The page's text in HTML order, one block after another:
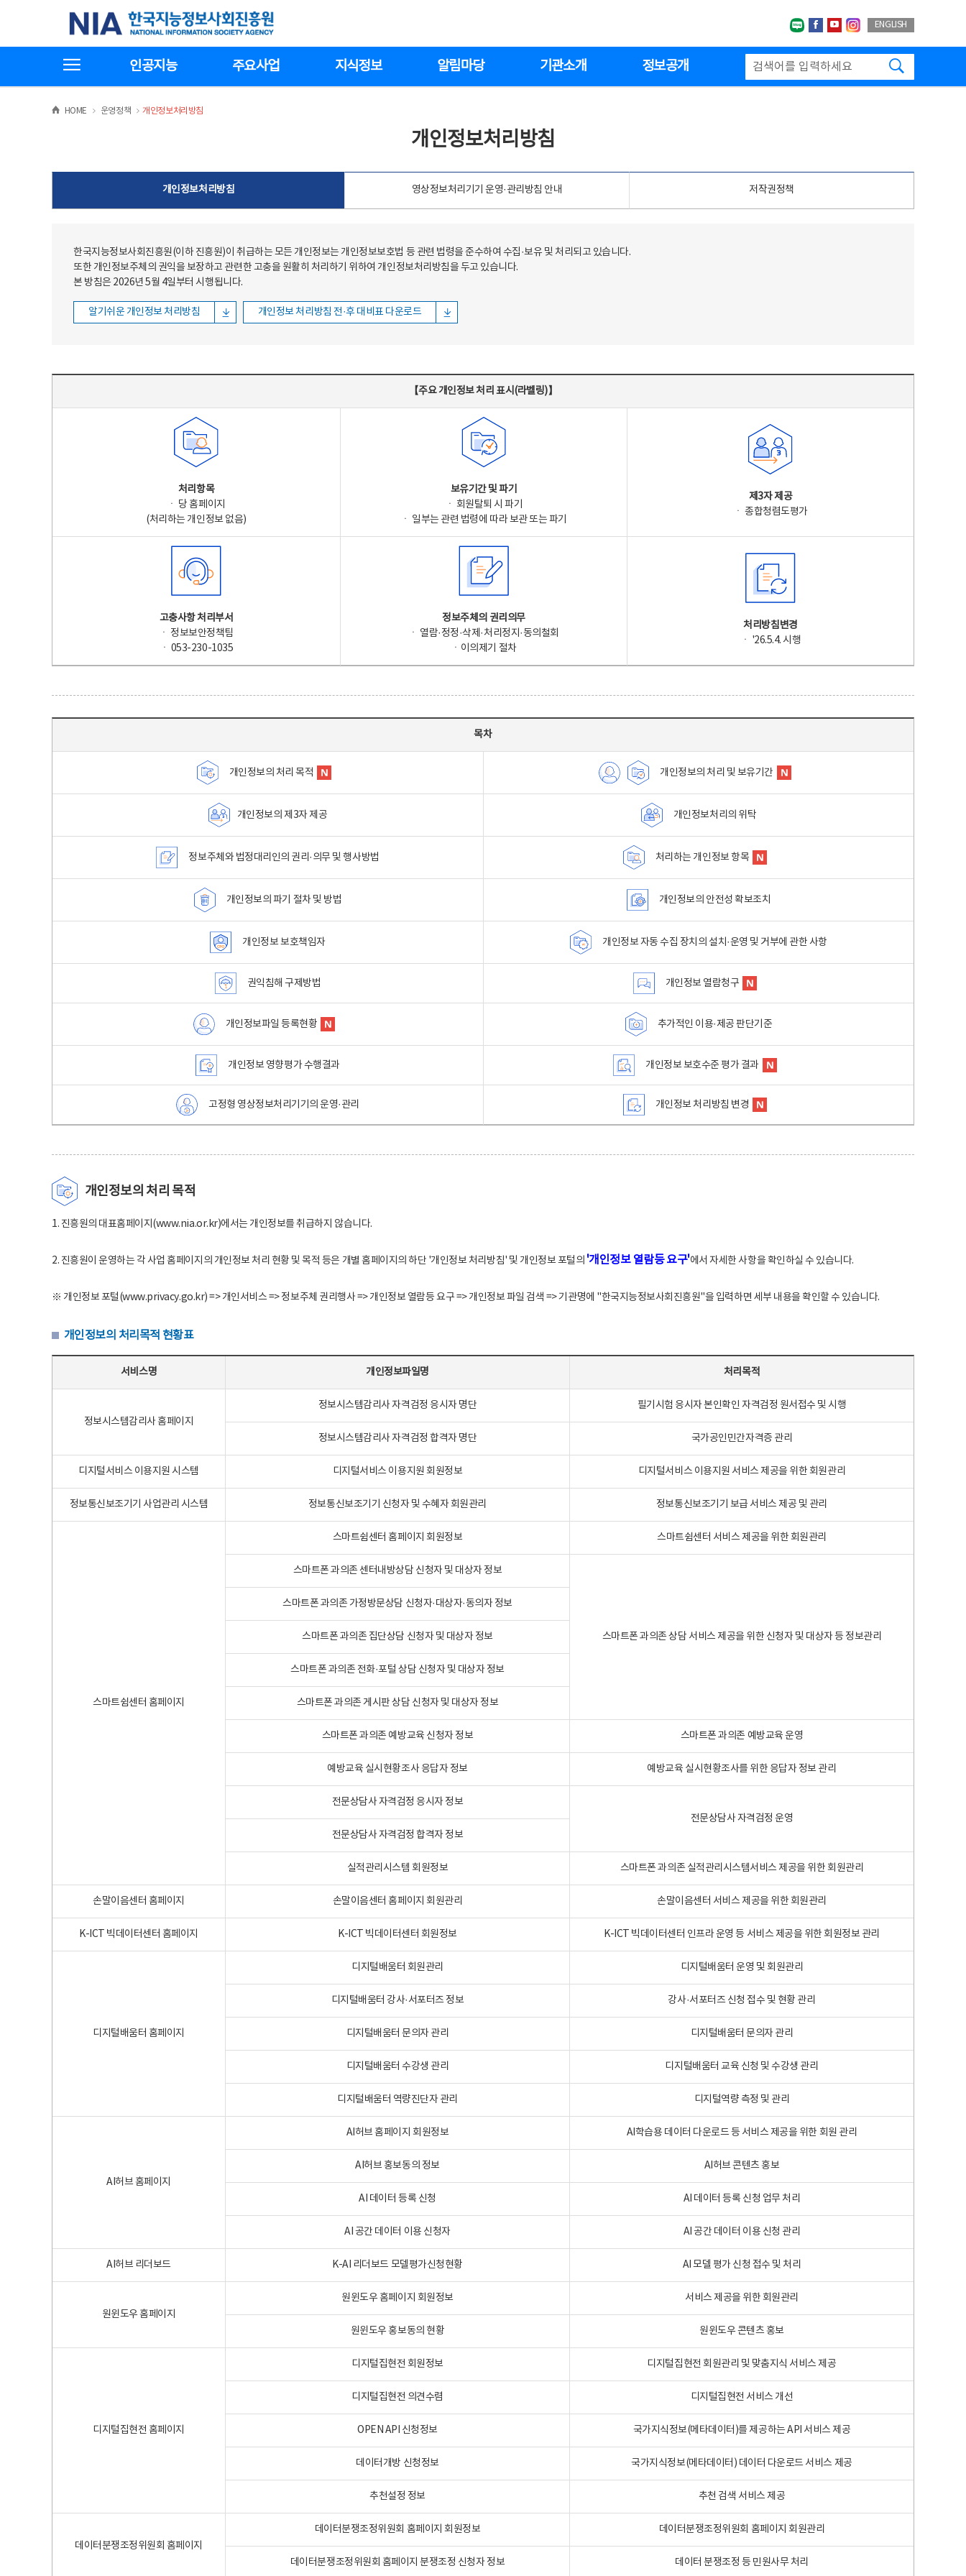
한국지능정보사회진흥원
네이버블로그
페이스북
유투브인스타그랩
ENGLISH
인공지능 주요사업 지식정보 알림마당 기관소개 정보공개
HOME >운영정책 >
개인정보처리방침
개인정보처리방침
개인정보처리방침 영상정보처리기기 운영·관리방침 안내 저작권정책
한국지능정보사회진흥원(이하 진흥원)이 취급하는 모든 개인정보는 개인정보보호법 등 관련 법령을 준수하여 수집·보유 및 처리되고 있습니다.
또한 개인정보주체의 권익을 보장하고 관련한 고충을 원활히 처리하기 위하여 개인정보처리방침을 두고 있습니다.
본 방침은 2026년 5월 4일부터 시행됩니다.
알기쉬운 개인정보 처리방침 개인정보 처리방침 전·후 대비표 다운로드
【주요 개인정보 처리 표시(라벨링)】
처리항목
ㆍ 당 홈페이지
(처리하는 개인정보 없음)
보유기간 및 파기
ㆍ 회원탈퇴 시 파기
ㆍ 일부는 관련 법령에 따라 보관 또는 파기
제3자 제공
ㆍ 종합청렴도평가
고충사항 처리부서
ㆍ 정보보안정책팀
ㆍ 053-230-1035
정보주체의 권리의무
ㆍ 열람·정정·삭제·처리정지·동의철회
ㆍ이의제기 절차
처리방침변경
ㆍ '26.5.4. 시행
목차
개인정보의 처리 목적 개인정보의 처리 및 보유기간
개인정보의 제3자 제공 개인정보처리의 위탁
정보주체와 법정대리인의 권리·의무 및 행사방법 처리하는 개인정보 항목
개인정보의 파기 절차 및 방법 개인정보의 안전성 확보조치
개인정보 보호책임자 개인정보 자동 수집 장치의 설치·운영 및 거부에 관한 사항
권익침해 구제방법 개인정보 열람청구
개인정보파일 등록현황 추가적인 이용·제공 판단기준
개인정보 영향평가 수행결과 개인정보 보호수준 평가 결과
고정형 영상정보처리기기의 운영·관리 개인정보 처리방침 변경
개인정보의 처리 목적
1. 진흥원의 대표홈페이지(www.nia.or.kr)에서는 개인정보를 취급하지 않습니다.
2. 진흥원이 운영하는 각 사업 홈페이지의 개인정보 처리 현황 및 목적 등은 개별 홈페이지의 하단 '개인정보 처리방침' 및 개인정보 포털의 '개인정보 열람등 요구'에서 자세한 사항을 확인하실 수 있습니다.
※ 개인정보 포털(www.privacy.go.kr) => 개인서비스 => 정보주체 권리행사 => 개인정보 열람등 요구 => 개인정보 파일 검색 => 기관명에 "한국지능정보사회진흥원"을 입력하면 세부 내용을 확인할 수 있습니다.
개인정보의 처리목적 현황표
서비스명 개인정보파일명 처리목적
정보시스템감리사 홈페이지
정보시스템감리사 자격검정 응시자 명단 필기시험 응시자 본인확인 자격검정 원서접수 및 시행
정보시스템감리사 자격검정 합격자 명단 국가공인민간자격증 관리
디지털서비스 이용지원 시스템 디지털서비스 이용지원 회원정보 디지털서비스 이용지원 서비스 제공을 위한 회원관리
정보통신보조기기 사업관리 시스템 정보통신보조기기 신청자 및 수혜자 회원관리 정보통신보조기기 보급 서비스 제공 및 관리
스마트쉼센터 홈페이지
스마트쉼센터 홈페이지 회원정보 스마트쉼센터 서비스 제공을 위한 회원관리
스마트폰 과의존 센터내방상담 신청자 및 대상자 정보
스마트폰 과의존 상담 서비스 제공을 위한 신청자 및 대상자 등 정보관리
스마트폰 과의존 가정방문상담 신청자·대상자·동의자 정보
스마트폰 과의존 집단상담 신청자 및 대상자 정보
스마트폰 과의존 전화·포털 상담 신청자 및 대상자 정보
스마트폰 과의존 게시판 상담 신청자 및 대상자 정보
스마트폰 과의존 예방교육 신청자 정보 스마트폰 과의존 예방교육 운영
예방교육 실시현황조사 응답자 정보 예방교육 실시현황조사를 위한 응답자 정보 관리
전문상담사 자격검정 응시자 정보
전문상담사 자격검정 운영
전문상담사 자격검정 합격자 정보
실적관리시스템 회원정보 스마트폰 과의존 실적관리시스템서비스 제공을 위한 회원관리
손말이음센터 홈페이지 손말이음센터 홈페이지 회원관리 손말이음센터 서비스 제공을 위한 회원관리
K-ICT 빅데이터센터 홈페이지 K-ICT 빅데이터센터 회원정보 K-ICT 빅데이터센터 인프라 운영 등 서비스 제공을 위한 회원정보 관리
디지털배움터 홈페이지
디지털배움터 회원관리 디지털배움터 운영 및 회원관리
디지털배움터 강사·서포터즈 정보 강사·서포터즈 신청 접수 및 현황 관리
디지털배움터 문의자 관리 디지털배움터 문의자 관리
디지털배움터 수강생 관리 디지털배움터 교육 신청 및 수강생 관리
디지털배움터 역량진단자 관리 디지털역량 측정 및 관리
AI허브 홈페이지
AI허브 홈페이지 회원정보 AI학습용 데이터 다운로드 등 서비스 제공을 위한 회원 관리
AI허브 홍보동의 정보 AI허브 콘텐츠 홍보
AI 데이터 등록 신청 AI 데이터 등록 신청 업무 처리
AI 공간 데이터 이용 신청자 AI 공간 데이터 이용 신청 관리
AI허브 리더보드 K-AI 리더보드 모델평가신청현황 AI 모델 평가 신청 접수 및 처리
원윈도우 홈페이지
원윈도우 홈페이지 회원정보 서비스 제공을 위한 회원관리
원윈도우 홍보동의 현황 원윈도우 콘텐츠 홍보
디지털집현전 홈페이지
디지털집현전 회원정보 디지털집현전 회원관리 및 맞춤지식 서비스 제공
디지털집현전 의견수렴 디지털집현전 서비스 개선
OPEN API 신청정보 국가지식정보(메타데이터)를 제공하는 API 서비스 제공
데이터개방 신청정보 국가지식정보(메타데이터) 데이터 다운로드 서비스 제공
추천설정 정보 추천 검색 서비스 제공
데이터분쟁조정위원회 홈페이지
데이터분쟁조정위원회 홈페이지 회원정보 데이터분쟁조정위원회 홈페이지 회원관리
데이터분쟁조정위원회 홈페이지 분쟁조정 신청자 정보 데이터 분쟁조정 등 민원사무 처리